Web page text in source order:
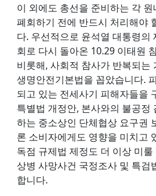
이 외에도 총선을 준비하는 각
폐회하기 전에 반드시 처리해야
다. 우선적으로 윤석열 대통령의
회로 다시 돌아온 10.29 이태원
비롯해, 사회적 참사가 반복되는
생명안전기본법을 꼽았습니다.
되고 있는 전세사기 피해자들을
특별법 개정안, 본사와의 불공정
하는 중소상인 단체협상 요구권
론 소비자에게도 영향을 미치고
독점 규제법 제정도 더 이상 미
상병 사망사건 국정조사 및 특검
합니다.